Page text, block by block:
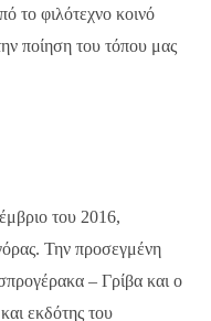
το φιλότεχνο κοινό
ποίηση του τόπου μας
του 2016,
Την προσεγμένη
– Γρίβα και ο
εκδότης του